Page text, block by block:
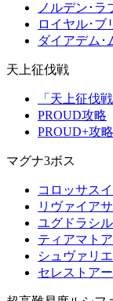
ノルデン･ラ
ロイヤル･ブ
ダイアデム･
天上征伐戦
「天上征伐
PROUD攻略
PROUD+攻略
マグナ3ボス
コロッサス
リヴァイア
ユグドラシ
ティアマト
シュヴァリ
セレストア